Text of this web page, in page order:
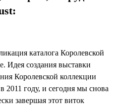
каталога Королевской
Идея создания выставки
Королевской коллекции
2011 году, и сегодня мы снова
завершая этот виток